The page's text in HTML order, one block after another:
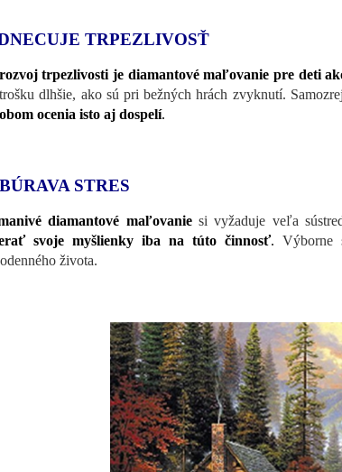
TRPEZLIVOSŤ
trpezlivosti je diamantové maľovanie pre deti
dlhšie, ako sú pri bežných hrách zvyknutí.
ocenia isto aj dospelí.
STRES
diamantové maľovaniesi vyžaduje veľa
svoje myšlienky iba na túto činnosť. Výborne
života.